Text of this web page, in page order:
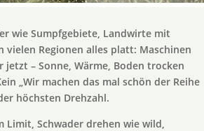
wie Sumpfgebiete, Landwirte mit
vielen Regionen alles platt: Maschinen
– Sonne, Wärme, Boden trocken
„Wir machen das mal schön der Reihe
höchsten Drehzahl.
Schwader drehen wie wild,